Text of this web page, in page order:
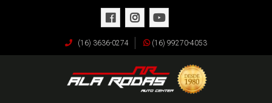
(16) 3636-0274 (16) 99270-4053